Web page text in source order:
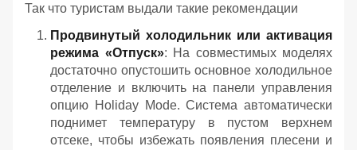
Так что туристам выдали такие рекомендации
Продвинутый холодильник или активация
режима «Отпуск»: На совместимых моделях
достаточно опустошить основное холодильное
отделение и включить на панели управления
опцию Holiday Mode. Система автоматически
поднимет температуру в пустом верхнем
отсеке, чтобы избежать появления плесени и